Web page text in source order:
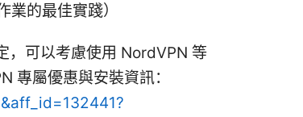
的最佳實踐）
，可以考慮使用 NordVPN 等
專屬優惠與安裝資訊：